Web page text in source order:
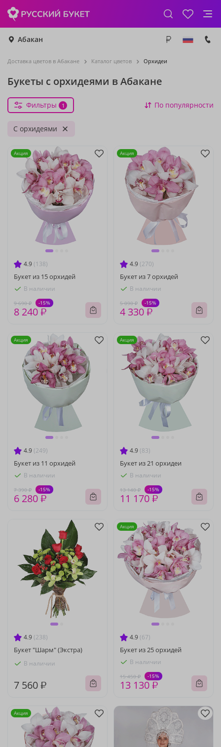
Абакан
Доставка цветов в Абакане Каталог цветов Орхидеи
Букеты с орхидеями в Абакане
Фильтры 1 По популярности
С орхидеями
4.9 (138)
Букет из 15 орхидей
В наличии
9 690 ₽ -15%
8 240 ₽
Акция
4.9 (270)
Букет из 7 орхидей
В наличии
5 090 ₽ -15%
4 330 ₽
Акция
4.9 (249)
Букет из 11 орхидей
В наличии
7 390 ₽ -15%
6 280 ₽
Акция
4.9 (83)
Букет из 21 орхидеи
В наличии
13 140 ₽ -15%
11 170 ₽
Акция
4.9 (238)
Букет "Шарм" (Экстра)
В наличии
7 560 ₽
4.9 (67)
Букет из 25 орхидей
В наличии
15 450 ₽ -15%
13 130 ₽
Акция
Акция